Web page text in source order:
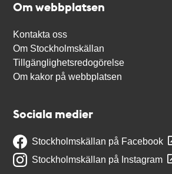
Om webbplatsen
Kontakta oss
Om Stockholmskällan
Tillgänglighetsredogörelse
Om kakor på webbplatsen
Sociala medier
Stockholmskällan på Facebook
Stockholmskällan på Instagram